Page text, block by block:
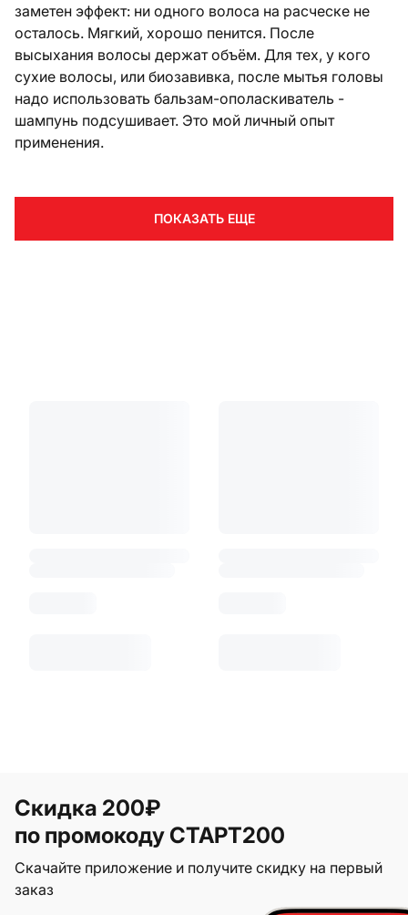
заметен эффект: ни одного волоса на расческе не
осталось. Мягкий, хорошо пенится. После
высыхания волосы держат объём. Для тех, у кого
сухие волосы, или биозавивка, после мытья головы
надо использовать бальзам-ополаскиватель -
шампунь подсушивает. Это мой личный опыт
применения.
ПОКАЗАТЬ ЕЩЕ
Скидка 200₽
по промокоду СТАРТ200
Скачайте приложение и получите скидку на первый
заказ